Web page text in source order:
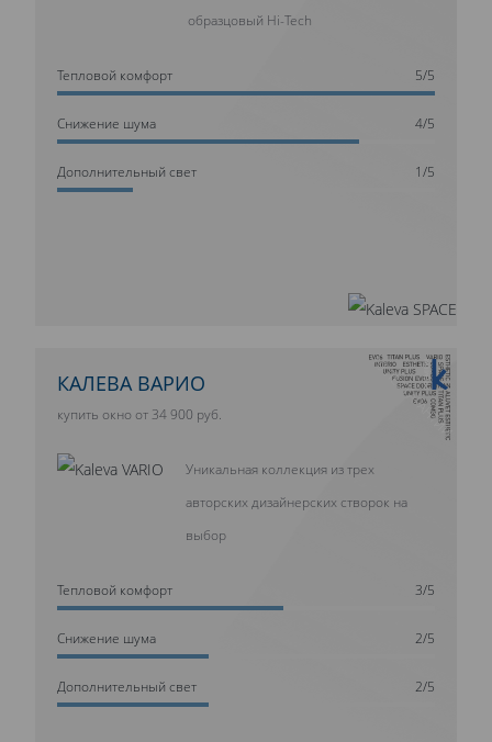
образцовый Hi-Tech
Тепловой комфорт 5/5
Cнижение шума 4/5
Дополнительный свет 1/5
10 ЛЕТ ГАРАНТИИ
КАЛЕВА ВАРИО
купить окно от 34 900 руб.
Уникальная коллекция из трех
авторских дизайнерских створок на
выбор
Тепловой комфорт 3/5
Cнижение шума 2/5
Дополнительный свет 2/5